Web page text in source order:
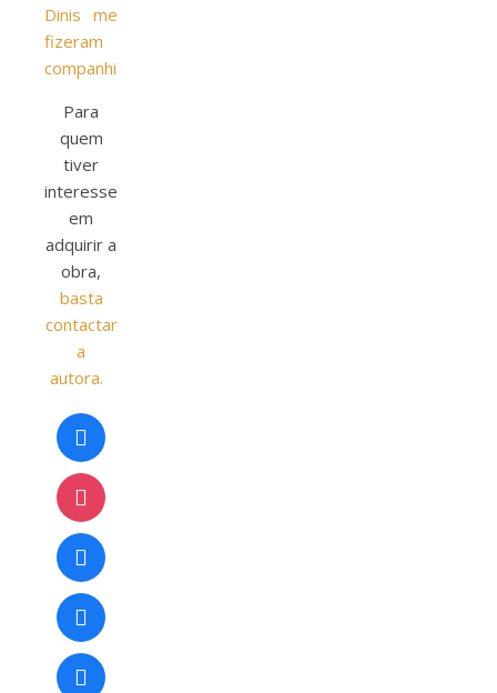
Dinis me
fizeram
companhia.
Para
quem
tiver
interesse
em
adquirir a
obra,
basta
contactar
a
autora.